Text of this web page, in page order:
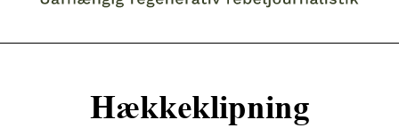
Hækkeklipning